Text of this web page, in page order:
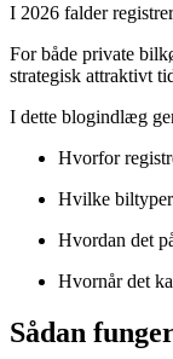
I 2026 falder
For både private
strategisk attraktivt
I dette blogindlæg
Hvorfor
Hvilke
Hvordan det
Hvornår det
Sådan